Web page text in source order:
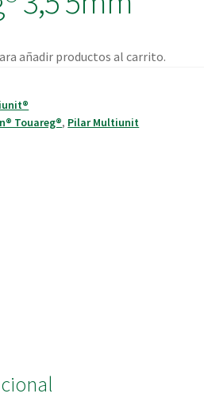
añadir productos al carrito.
Touareg®, Pilar Multiunit